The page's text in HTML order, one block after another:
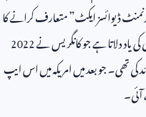
ڈیوائسز ایکٹ” متعارف کرانے کا
یاد دلاتا ہے جو کانگریس نے2022
کی تھی۔ جو بعد میں امریکہ میں اس ایپ